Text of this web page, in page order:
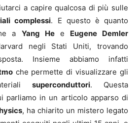
a capire qualcosa di più sulle
complessi. E questo è quanto
a Yang Hee Eugene Demler
negli Stati Uniti, trovando
Insieme abbiamo infatti
che permette di visualizzare gli
superconduttori. Questa
parliamo in un articolo apparso di
, ha chiarito un mistero legato